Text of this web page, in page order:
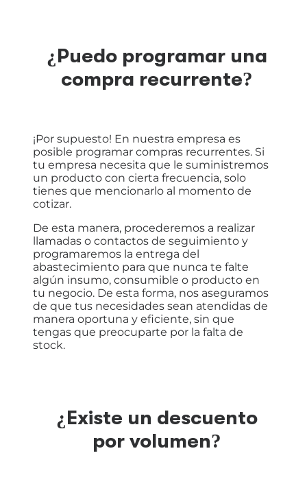
¿Puedo programar una
compra recurrente?
¡Por supuesto! En nuestra empresa es
posible programar compras recurrentes. Si
tu empresa necesita que le suministremos
un producto con cierta frecuencia, solo
tienes que mencionarlo al momento de
cotizar.
De esta manera, procederemos a realizar
llamadas o contactos de seguimiento y
programaremos la entrega del
abastecimiento para que nunca te falte
algún insumo, consumible o producto en
tu negocio. De esta forma, nos aseguramos
de que tus necesidades sean atendidas de
manera oportuna y eficiente, sin que
tengas que preocuparte por la falta de
stock.
¿Existe un descuento
por volumen?